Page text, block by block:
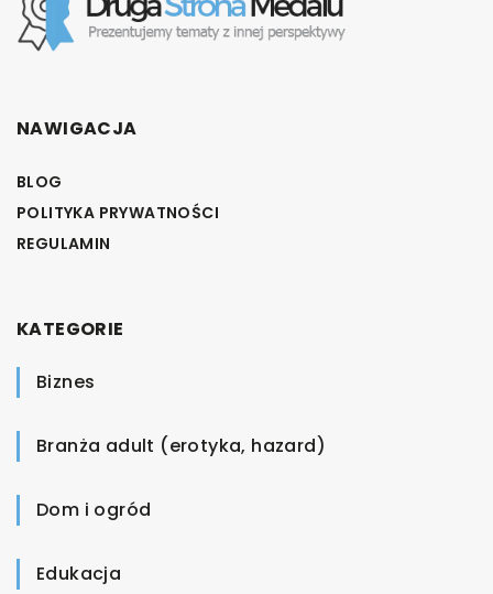
NAWIGACJA
BLOG
POLITYKA PRYWATNOŚCI
REGULAMIN
KATEGORIE
Biznes
Branża adult (erotyka, hazard)
Dom i ogród
Edukacja